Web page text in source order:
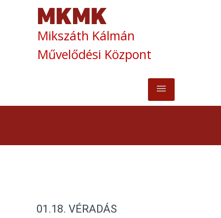
Mikszáth Kálmán
Művelődési Központ
01.18. VÉRADÁS